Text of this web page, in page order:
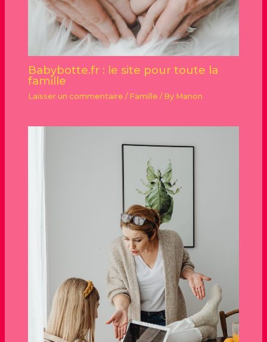
Babybotte.fr : le site pour toute la
famille
Laisser un commentaire / Famille / By Manon